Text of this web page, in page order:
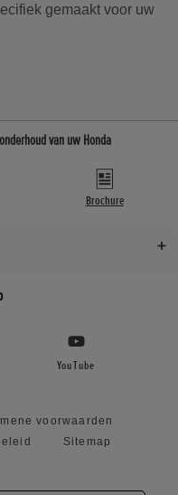
gemaakt voor uw
van uw Honda
Brochure
YouTube
voorwaarden
Sitemap